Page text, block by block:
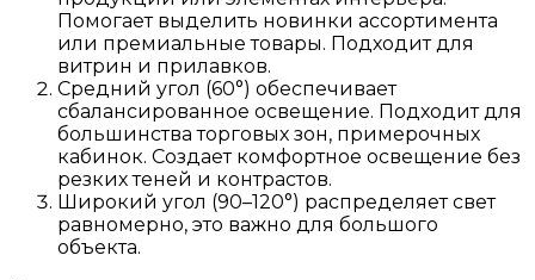
Помогает выделить новинки ассортимента
или премиальные товары. Подходит для
витрин и прилавков.
Средний угол (60°) обеспечивает
сбалансированное освещение. Подходит для
большинства торговых зон, примерочных
кабинок. Создает комфортное освещение без
резких теней и контрастов.
Широкий угол (90–120°) распределяет свет
равномерно, это важно для большого
объекта.